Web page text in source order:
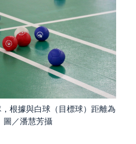
根據與白球（目標球）距離為
圖／潘慧芳攝